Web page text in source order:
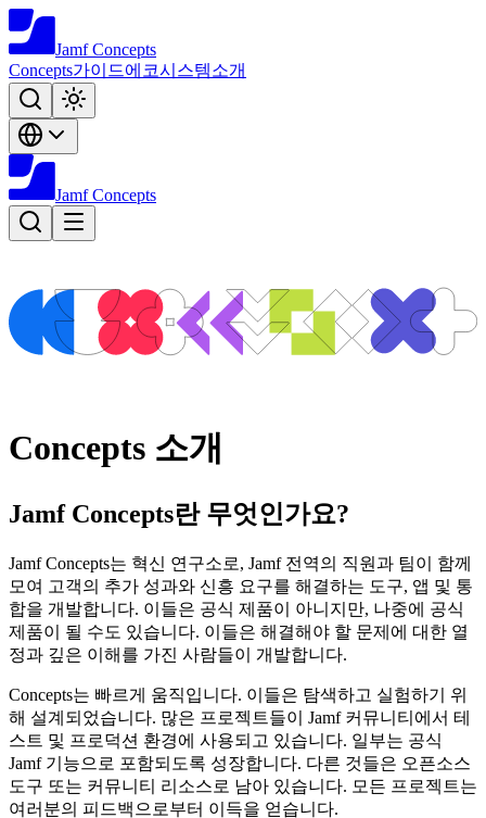
Jamf Concepts
Concepts가이드에코시스템소개
Jamf Concepts
Concepts 소개
Jamf Concepts란 무엇인가요?
Jamf Concepts는 혁신 연구소로, Jamf 전역의 직원과 팀이 함께
모여 고객의 추가 성과와 신흥 요구를 해결하는 도구, 앱 및 통
합을 개발합니다. 이들은 공식 제품이 아니지만, 나중에 공식
제품이 될 수도 있습니다. 이들은 해결해야 할 문제에 대한 열
정과 깊은 이해를 가진 사람들이 개발합니다.
Concepts는 빠르게 움직입니다. 이들은 탐색하고 실험하기 위
해 설계되었습니다. 많은 프로젝트들이 Jamf 커뮤니티에서 테
스트 및 프로덕션 환경에 사용되고 있습니다. 일부는 공식
Jamf 기능으로 포함되도록 성장합니다. 다른 것들은 오픈소스
도구 또는 커뮤니티 리소스로 남아 있습니다. 모든 프로젝트는
여러분의 피드백으로부터 이득을 얻습니다.